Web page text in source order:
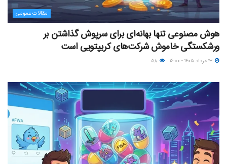
مقالات عمومی
هوش مصنوعی تنها بهانه‌ای برای سرپوش گذاشتن بر
ورشکستگی خاموش شرکت‌های کریپتویی است